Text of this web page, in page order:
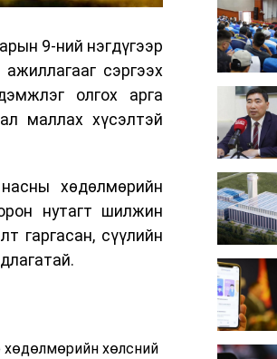
9-ний нэгдүгээр
сэргээх
олгох арга
маллах хүсэлтэй
хөдөлмөрийн
нутагт шилжин
гаргасан, сүүлийн
хөдөлмөрийн хөлсний